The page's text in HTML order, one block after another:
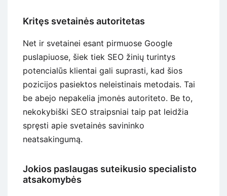
Kritęs svetainės autoritetas
Net ir svetainei esant pirmuose Google
puslapiuose, šiek tiek SEO žinių turintys
potencialūs klientai gali suprasti, kad šios
pozicijos pasiektos neleistinais metodais. Tai
be abejo nepakelia įmonės autoriteto. Be to,
nekokybiški SEO straipsniai taip pat leidžia
spręsti apie svetainės savininko
neatsakingumą.
Jokios paslaugas suteikusio specialisto
atsakomybės